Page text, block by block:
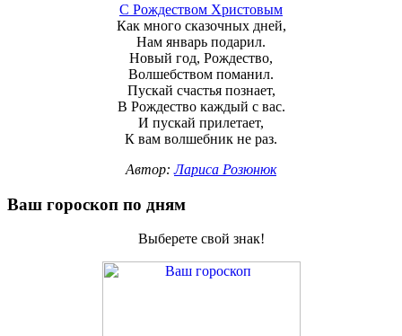
С Рождеством Христовым
Как много сказочных дней,
Нам январь подарил.
Новый год, Рождество,
Волшебством поманил.
Пускай счастья познает,
В Рождество каждый с вас.
И пускай прилетает,
К вам волшебник не раз.
Автор:Лариса Розюнюк
Ваш гороскоп по дням
Выберете свой знак!